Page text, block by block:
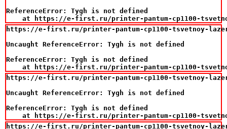
ReferenceError: Tygh is not defined
at https://e-first.ru/printer-pantum-cp1100-
https://e-first.ru/printer-pantum-cp1100-tsvetnoy-
Uncaught ReferenceError: Tygh is not defined
ReferenceError: Tygh is not defined
at https://e-first.ru/printer-pantum-cp1100-
https://e-first.ru/printer-pantum-cp1100-tsvetnoy-
Uncaught ReferenceError: Tygh is not defined
ReferenceError: Tygh is not defined
at https://e-first.ru/printer-pantum-cp1100-
https://e-first.ru/printer-pantum-cp1100-tsvetnoy-